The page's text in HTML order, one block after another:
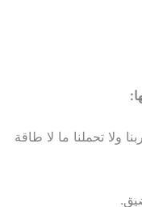
ولا تحملنا ما لا طاقة